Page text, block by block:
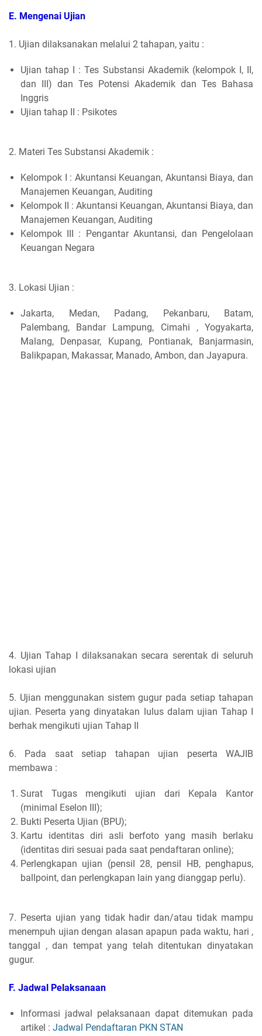
E. Mengenai Ujian
1. Ujian dilaksanakan melalui 2 tahapan, yaitu :
Ujian tahap I : Tes Substansi Akademik (kelompok I, II,
dan III) dan Tes Potensi Akademik dan Tes Bahasa
Inggris
Ujian tahap II : Psikotes
2. Materi Tes Substansi Akademik :
Kelompok I : Akuntansi Keuangan, Akuntansi Biaya, dan
Manajemen Keuangan, Auditing
Kelompok II : Akuntansi Keuangan, Akuntansi Biaya, dan
Manajemen Keuangan, Auditing
Kelompok III : Pengantar Akuntansi, dan Pengelolaan
Keuangan Negara
3. Lokasi Ujian :
Jakarta, Medan, Padang, Pekanbaru, Batam,
Palembang, Bandar Lampung, Cimahi , Yogyakarta,
Malang, Denpasar, Kupang, Pontianak, Banjarmasin,
Balikpapan, Makassar, Manado, Ambon, dan Jayapura.
4. Ujian Tahap I dilaksanakan secara serentak di seluruh
lokasi ujian
5. Ujian menggunakan sistem gugur pada setiap tahapan
ujian. Peserta yang dinyatakan lulus dalam ujian Tahap I
berhak mengikuti ujian Tahap II
6. Pada saat setiap tahapan ujian peserta WAJIB
membawa :
Surat Tugas mengikuti ujian dari Kepala Kantor
(minimal Eselon III);
Bukti Peserta Ujian (BPU);
Kartu identitas diri asli berfoto yang masih berlaku
(identitas diri sesuai pada saat pendaftaran online);
Perlengkapan ujian (pensil 28, pensil HB, penghapus,
ballpoint, dan perlengkapan lain yang dianggap perlu).
7. Peserta ujian yang tidak hadir dan/atau tidak mampu
menempuh ujian dengan alasan apapun pada waktu, hari ,
tanggal , dan tempat yang telah ditentukan dinyatakan
gugur.
F. Jadwal Pelaksanaan
Informasi jadwal pelaksanaan dapat ditemukan pada
artikel : Jadwal Pendaftaran PKN STAN